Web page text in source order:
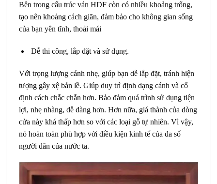
Bên trong cấu trúc ván HDF còn có nhiều khoảng trống,
tạo nên khoảng cách giãn, đảm bảo cho không gian sống
của bạn yên tĩnh, thoải mái
Dễ thi công, lắp đặt và sử dụng.
Với trọng lượng cánh nhẹ, giúp bạn dễ lắp đặt, tránh hiện
tượng gây xệ bản lề. Giúp duy trì định dạng cánh và cố
định cách chắc chắn hơn. Bảo đảm quá trình sử dụng tiện
lợi, nhẹ nhàng, dễ dàng hơn. Hơn nữa, giá thành của dòng
cửa này khá thấp hơn so với các loại gỗ tự nhiên. Vì vậy,
nó hoàn toàn phù hợp với điều kiện kinh tế của đa số
người dân của nước ta.